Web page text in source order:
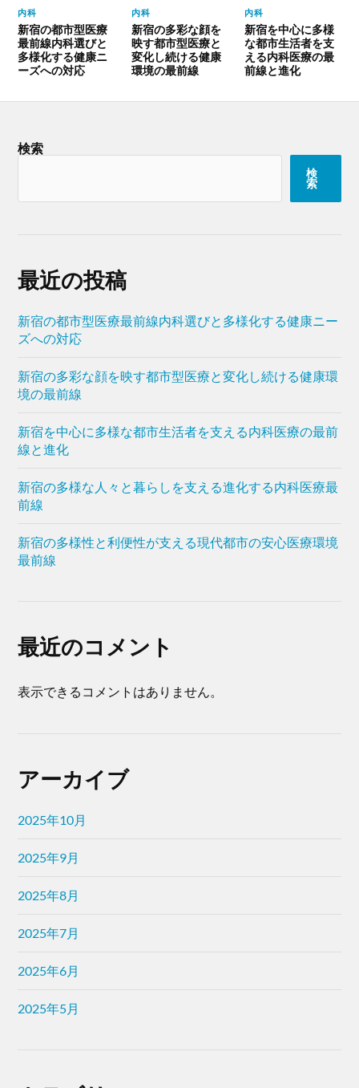
内科
新宿の都市型医療
最前線内科選びと
多様化する健康ニ
ーズへの対応
内科
新宿の多彩な顔を
映す都市型医療と
変化し続ける健康
環境の最前線
内科
新宿を中心に多様
な都市生活者を支
える内科医療の最
前線と進化
検索
検
索
最近の投稿
新宿の都市型医療最前線内科選びと多様化する健康ニー
ズへの対応
新宿の多彩な顔を映す都市型医療と変化し続ける健康環
境の最前線
新宿を中心に多様な都市生活者を支える内科医療の最前
線と進化
新宿の多様な人々と暮らしを支える進化する内科医療最
前線
新宿の多様性と利便性が支える現代都市の安心医療環境
最前線
最近のコメント
表示できるコメントはありません。
アーカイブ
2025年10月
2025年9月
2025年8月
2025年7月
2025年6月
2025年5月